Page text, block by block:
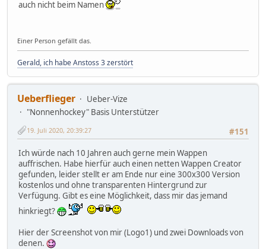
auch nicht beim Namen
Einer Person gefällt das.
Gerald, ich habe Anstoss 3 zerstört
Ueberflieger
Ueber-Vize
"Nonnenhockey" Basis Unterstützer
#151
19. Juli 2020, 20:39:27
Ich würde nach 10 Jahren auch gerne mein Wappen
auffrischen. Habe hierfür auch einen netten Wappen Creator
gefunden, leider stellt er am Ende nur eine 300x300 Version
kostenlos und ohne transparenten Hintergrund zur
Verfügung. Gibt es eine Möglichkeit, dass mir das jemand
hinkriegt?
Hier der Screenshot von mir (Logo1) und zwei Downloads von
denen.